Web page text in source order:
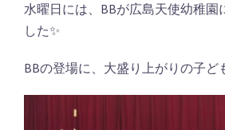
水曜日には、BBが広島天使幼稚園
した✨
BBの登場に、大盛り上がりの子ど